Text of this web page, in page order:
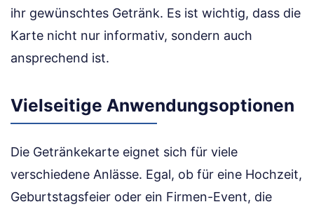
ihr gewünschtes Getränk. Es ist wichtig, dass die
Karte nicht nur informativ, sondern auch
ansprechend ist.
Vielseitige Anwendungsoptionen
Die Getränkekarte eignet sich für viele
verschiedene Anlässe. Egal, ob für eine Hochzeit,
Geburtstagsfeier oder ein Firmen-Event, die